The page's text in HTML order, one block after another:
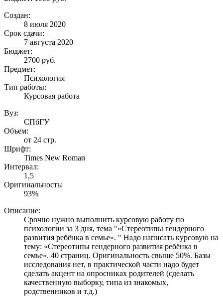
Создан:
8 июля 2020
Срок сдачи:
7 августа 2020
Бюджет:
2700 руб.
Предмет:
Психология
Тип работы:
Курсовая работа
Вуз:
СПбГУ
Объем:
от 24 стр.
Шрифт:
Times New Roman
Интервал:
1,5
Оригинальность:
93%
Описание:
Cрочно нужно выполнить курсовую работу по
психологии за 3 дня, тема "«Стереотипы гендерного
развития ребёнка в семье». " Надо написать курсовую на
тему: «Стереотипы гендерного развития ребёнка в
семье». 40 страниц. Оригинальность свыше 50%. Базы
исследования нет, в практической части надо будет
сделать акцент на опросниках родителей (сделать
качественную выборку, типа из знакомых,
родственников и т.д.)